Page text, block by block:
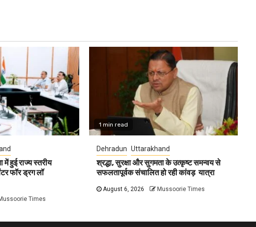
में हुई राज्य स्तरीय
फॉर ड्रग लॉ
Times
1 min read
Dehradun Uttarakhand
श्रद्धा, सुरक्षा और सुगमता के उत्कृष्ट समन्वय से
सफलतापूर्वक संचालित हो रही कांवड़ यात्रा
August 6, 2026 Mussoorie Times